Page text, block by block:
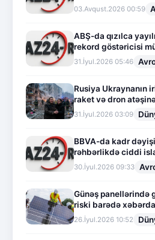
03.Avqust.2026 00:59
ABŞ-da qızılca
rekord göstəricisi
31.İyul.2026 05:46
Rusiya Ukraynanın
raket və dron
31.İyul.2026 03:09
BBVA-da kadr
rəhbərlikdə ciddi
30.İyul.2026 09:33
Günəş panellərində
riski barədə
26.İyul.2026 10:52